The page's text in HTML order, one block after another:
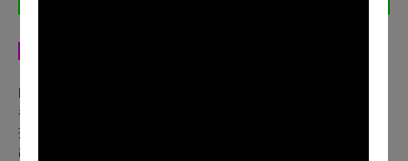
由斜槓青年創作體主辦、周韋廷策展，期待能與南部青年創作
者共同打開創作的場域。
提供一個實驗的好所在，跳脫對市場與作品完整度的焦慮，提
出個人第一階段粗糙創作提案，回應當下的自己與其他。